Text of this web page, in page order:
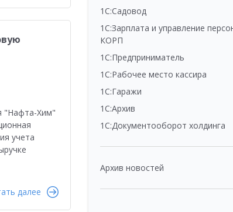
"Нафта-Хим"
учета
далее
1С:Садовод
1С:Зарплата и управление
КОРП
1С:Предприниматель
1С:Рабочее место кассира
1С:Гаражи
1С:Архив
1С:Документооборот холдинга
Архив новостей